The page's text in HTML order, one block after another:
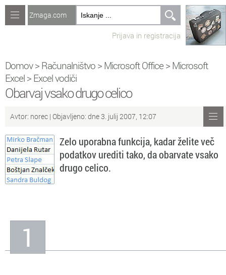
Računalništvo
Recepti
Naredi sam
Sv Sveže teme na forumu
Po Povezave
Informacije o nas
Zmaga.com
Prijava in registracija
Domov> Računalništvo > Microsoft Office > Microsoft
Excel > Excel vodiči
Obarvaj vsako drugo celico
Avtor: norec | Objavljeno: dne 3. julij 2007, 12:07
Zelo uporabna funkcija, kadar želite več
podatkov urediti tako, da obarvate vsako
drugo celico.
1